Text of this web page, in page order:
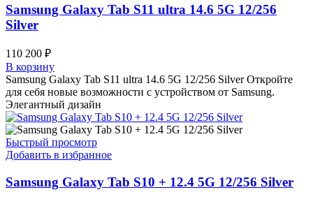
Samsung Galaxy Tab S11 ultra 14.6 5G 12/256
Silver
110 200 ₽
В корзину
Samsung Galaxy Tab S11 ultra 14.6 5G 12/256 Silver Откройте
для себя новые возможности с устройством от Samsung.
Элегантный дизайн
Быстрый просмотр
Добавить в избранное
Samsung Galaxy Tab S10 + 12.4 5G 12/256 Silver